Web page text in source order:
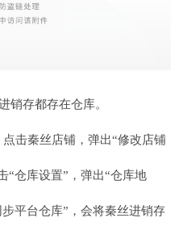
销存都存在仓库。
击秦丝店铺，弹出“修改店铺
“仓库设置”，弹出“仓库地
平台仓库”，会将秦丝进销存